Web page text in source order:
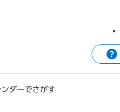
ンダーでさがす